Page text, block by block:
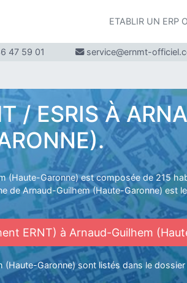
ETABLIR UN ERP
47 59 01 service@ernmt-
/ ESRIS À
(Haute-Garonne) est composée de 215
de Arnaud-Guilhem (Haute-Garonne) est
ERNT) à Arnaud-Guilhem
Garonne) sont listés dans le